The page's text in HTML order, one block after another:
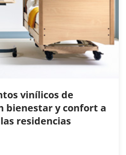
vinílicos de
bienestar y confort a
residencias